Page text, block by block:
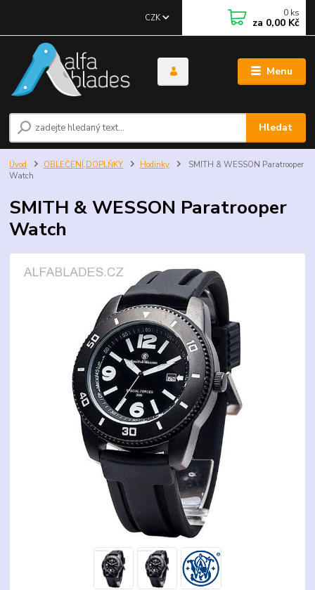
Menu
CZK
Hledat
0 ks
za 0,00 Kč
Úvod OBLEČENÍ,DOPLŇKY Hodinky
SMITH & WESSON Paratrooper
Watch
SMITH & WESSON Paratrooper
Watch